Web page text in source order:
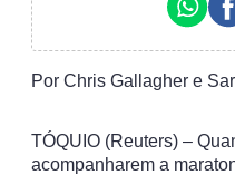
Por Chris Gallagher e
TÓQUIO (Reuters) –
acompanharem a